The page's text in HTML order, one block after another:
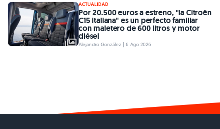
ACTUALIDAD
Por 20.500 euros a estreno, "la Citroën
C15 italiana" es un perfecto familiar
con maletero de 600 litros y motor
diésel
Alejandro González | 6 Ago 2026